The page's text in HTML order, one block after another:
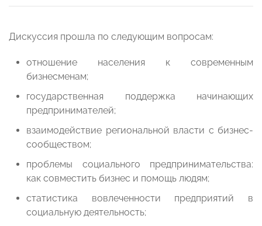
Дискуссия прошла по следующим вопросам:
отношение населения к современным
бизнесменам;
государственная поддержка начинающих
предпринимателей;
взаимодействие региональной власти с бизнес-
сообществом;
проблемы социального предпринимательства:
как совместить бизнес и помощь людям;
статистика вовлеченности предприятий в
социальную деятельность;